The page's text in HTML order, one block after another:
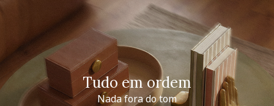
Tudo em ordem
Nada fora do tom